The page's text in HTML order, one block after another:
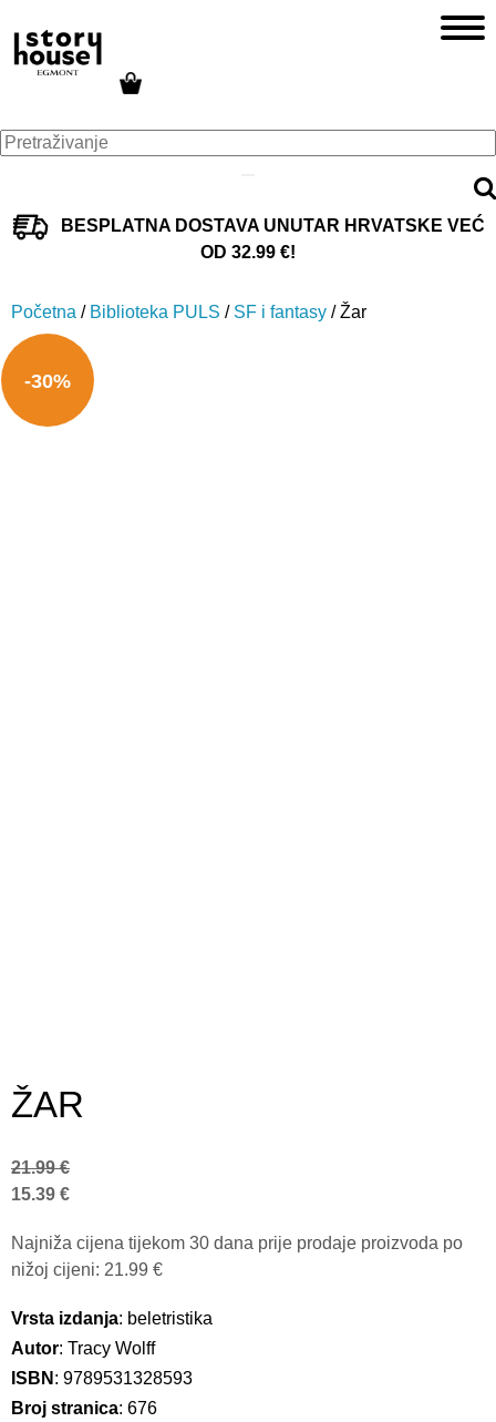
BESPLATNA DOSTAVA UNUTAR HRVATSKE VEĆ
OD 32.99 €!
Početna / Biblioteka PULS / SF i fantasy / Žar
-30%
ŽAR
15.39 €
21.99€
Najniža cijena tijekom 30 dana prije prodaje proizvoda po
nižoj cijeni: 21.99 €
Vrsta izdanja: beletristika
Autor: Tracy Wolff
ISBN : 9789531328593
Broj stranica: 676